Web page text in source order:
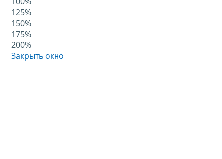
125%
150%
175%
200%
Закрыть окно